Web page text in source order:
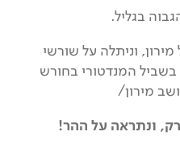
בגליל.
וניתלה על שורשי
בשביל המנדטורי בחורש
מירון/
ונתראה על ההר!